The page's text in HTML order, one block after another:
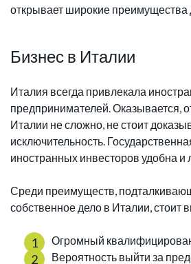
открывает широкие преимущества
Бизнес в Италии
Италия всегда привлекала
предпринимателей. Оказывается,
Италии не сложно, не стоит
исключительность.
иностранных инвесторов удобна и
Среди преимуществ,
собственное дело в Италии, стоит
Огромный
Вероятность выйти за